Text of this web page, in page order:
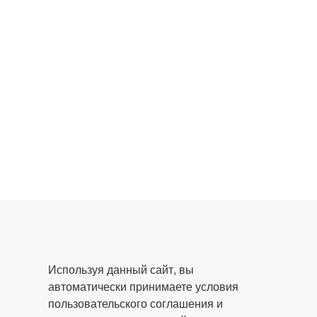
Используя данный сайт, вы
автоматически принимаете условия
пользовательского соглашения и